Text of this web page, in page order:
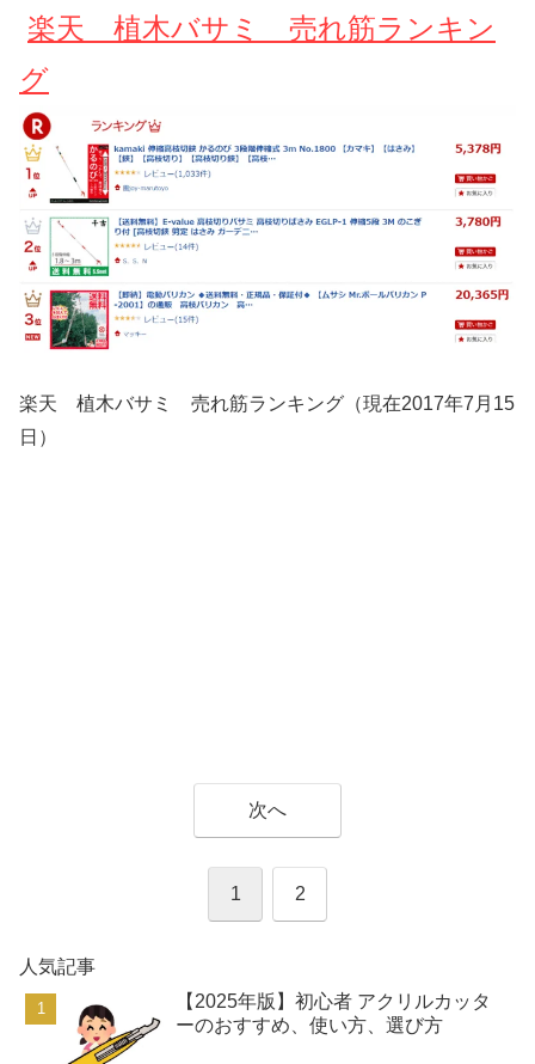
楽天 植木バサミ 売れ筋ランキン
グ
楽天 植木バサミ 売れ筋ランキング（現在2017年7月15
日）
次へ
1 2
人気記事
【2025年版】初心者 アクリルカッタ
ーのおすすめ、使い方、選び方